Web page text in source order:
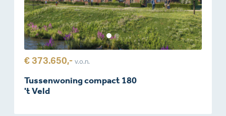
€ 373.650,- v.o.n.
Tussenwoning compact 180
't Veld